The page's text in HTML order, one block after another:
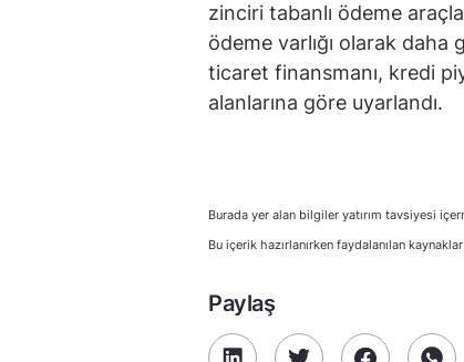
zinciri tabanlı ödeme
ödeme varlığı olarak
ticaret finansmanı, kredi
alanlarına göre uyarlandı.
Burada yer alan bilgiler yatırım tavsiyesi
Bu içerik hazırlanırken faydalanılan
Paylaş